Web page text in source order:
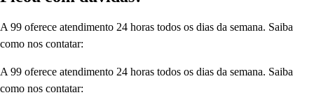
A 99 oferece atendimento 24 horas todos os dias da semana. Saiba
como nos contatar:
A 99 oferece atendimento 24 horas todos os dias da semana. Saiba
como nos contatar: